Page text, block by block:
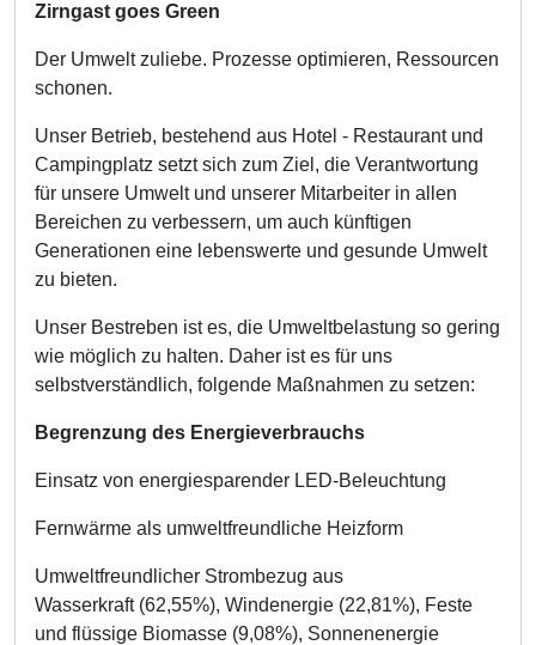
Zirngast goes Green
Der Umwelt zuliebe. Prozesse optimieren, Ressourcen
schonen.
Unser Betrieb, bestehend aus Hotel - Restaurant und
Campingplatz setzt sich zum Ziel, die Verantwortung
für unsere Umwelt und unserer Mitarbeiter in allen
Bereichen zu verbessern, um auch künftigen
Generationen eine lebenswerte und gesunde Umwelt
zu bieten.
Unser Bestreben ist es, die Umweltbelastung so gering
wie möglich zu halten. Daher ist es für uns
selbstverständlich, folgende Maßnahmen zu setzen:
Begrenzung des Energieverbrauchs
Einsatz von energiesparender LED-Beleuchtung
Fernwärme als umweltfreundliche Heizform
Umweltfreundlicher Strombezug aus
Wasserkraft (62,55%), Windenergie (22,81%), Feste
und flüssige Biomasse (9,08%), Sonnenenergie